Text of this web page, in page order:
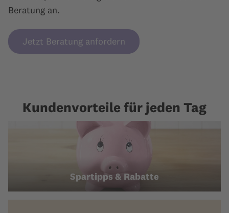
Beratung an.
Jetzt Beratung anfordern
Kundenvorteile für jeden Tag
Spartipps & Rabatte